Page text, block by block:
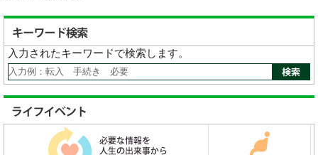
入力されたキーワードで検索します。